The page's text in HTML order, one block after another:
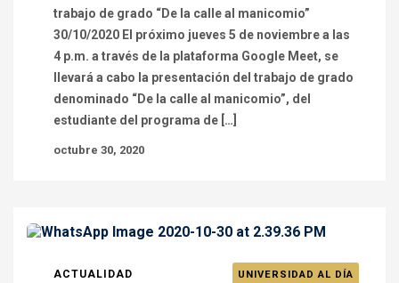
trabajo de grado “De la calle al manicomio”
30/10/2020 El próximo jueves 5 de noviembre a las
4 p.m. a través de la plataforma Google Meet, se
llevará a cabo la presentación del trabajo de grado
denominado “De la calle al manicomio”, del
estudiante del programa de […]
octubre 30, 2020
ACTUALIDAD UNIVERSIDAD AL DÍA